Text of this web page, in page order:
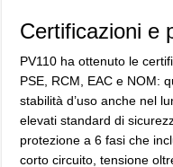
Certificazioni e
PV110 ha ottenuto le
PSE, RCM, EAC e NOM:
stabilità d’uso anche nel
elevati standard di
protezione a 6 fasi che
corto circuito, tensione